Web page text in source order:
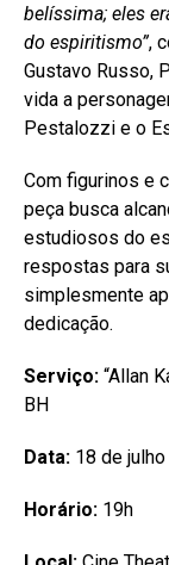
belíssima; eles
do espiritismo”,
Gustavo Russo,
vida a
Pestalozzi e o
Com figurinos e
peça busca
estudiosos do
respostas para
simplesmente
dedicação.
Serviço: “Allan
BH
Data: 18 de
Horário: 19h